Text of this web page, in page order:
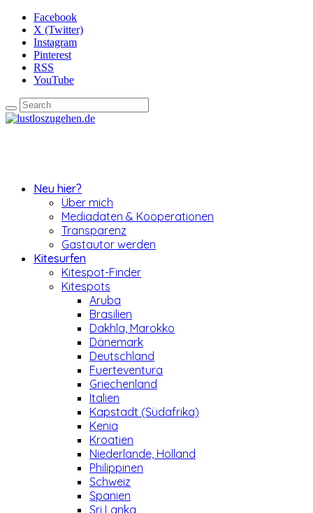
Facebook
X (Twitter)
Instagram
Pinterest
RSS
YouTube
Neu hier?
Über mich
Mediadaten & Kooperationen
Transparenz
Gastautor werden
Kitesurfen
Kitespot-Finder
Kitespots
Aruba
Brasilien
Dakhla, Marokko
Dänemark
Deutschland
Fuerteventura
Griechenland
Italien
Kapstadt (Südafrika)
Kenia
Kroatien
Niederlande, Holland
Philippinen
Schweiz
Spanien
Sri Lanka